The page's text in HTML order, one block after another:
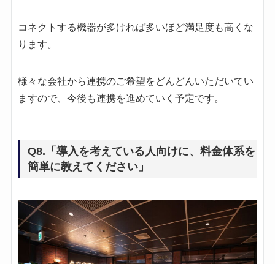
コネクトする機器が多ければ多いほど満足度も高くな
ります。
様々な会社から連携のご希望をどんどんいただいてい
ますので、今後も連携を進めていく予定です。
Q8.「導入を考えている人向けに、料金体系を
簡単に教えてください」